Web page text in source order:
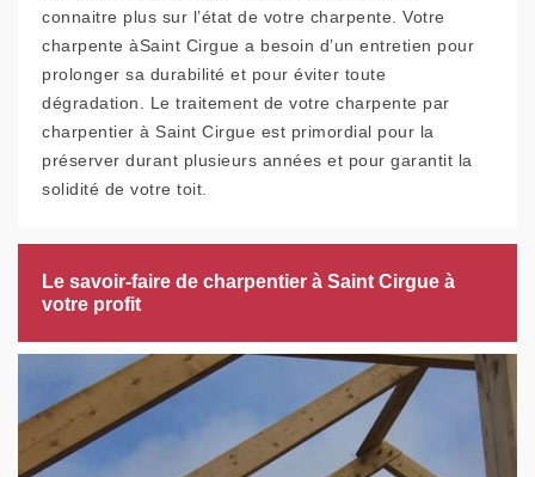
connaitre plus sur l’état de votre charpente. Votre
charpente àSaint Cirgue a besoin d’un entretien pour
prolonger sa durabilité et pour éviter toute
dégradation. Le traitement de votre charpente par
charpentier à Saint Cirgue est primordial pour la
préserver durant plusieurs années et pour garantit la
solidité de votre toit.
Le savoir-faire de charpentier à Saint Cirgue à
votre profit